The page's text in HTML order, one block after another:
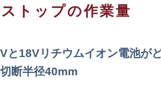
トップの作業量
と18Vリチウムイオン電池が
断半径40mm